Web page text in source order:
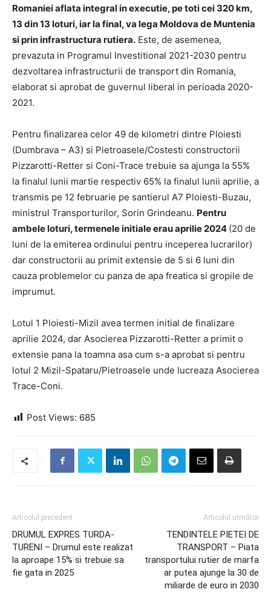
Romaniei aflata integral in executie, pe toti cei 320 km,
13 din 13 loturi, iar la final, va lega Moldova de Muntenia
si prin infrastructura rutiera. Este, de asemenea,
prevazuta in Programul Investitional 2021-2030 pentru
dezvoltarea infrastructurii de transport din Romania,
elaborat si aprobat de guvernul liberal in perioada 2020-
2021.
Pentru finalizarea celor 49 de kilometri dintre Ploiesti
(Dumbrava – A3) si Pietroasele/Costesti constructorii
Pizzarotti-Retter si Coni-Trace trebuie sa ajunga la 55%
la finalul lunii martie respectiv 65% la finalul lunii aprilie, a
transmis pe 12 februarie pe santierul A7 Ploiesti-Buzau,
ministrul Transporturilor, Sorin Grindeanu. Pentru
ambele loturi, termenele initiale erau aprilie 2024 (20 de
luni de la emiterea ordinului pentru inceperea lucrarilor)
dar constructorii au primit extensie de 5 si 6 luni din
cauza problemelor cu panza de apa freatica si gropile de
imprumut.
Lotul 1 Ploiesti-Mizil avea termen initial de finalizare
aprilie 2024, dar Asocierea Pizzarotti-Retter a primit o
extensie pana la toamna asa cum s-a aprobat si pentru
lotul 2 Mizil-Spataru/Pietroasele unde lucreaza Asocierea
Trace-Coni.
Post Views: 685
Articolul precedent
DRUMUL EXPRES TURDA-
TURENI – Drumul este realizat
la aproape 15% si trebuie sa
fie gata in 2025
Articolul următor
TENDINTELE PIETEI DE
TRANSPORT – Piata
transportului rutier de marfa
ar putea ajunge la 30 de
miliarde de euro in 2030